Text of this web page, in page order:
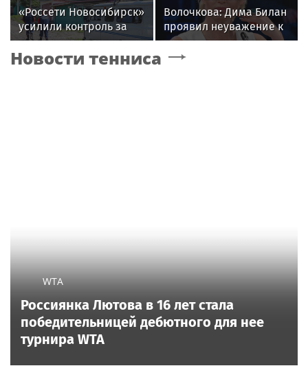
«Россети Новосибирск»
усилили контроль за
незаконными
подвесами ВОЛС: охват
Волочкова: Дима Билан
проявил неуважение к
зрителям на своем
концерте в Москве
Новости тенниса
WTA
Россиянка Лютова в 16 лет стала
победительницей дебютного для нее
турнира WTA